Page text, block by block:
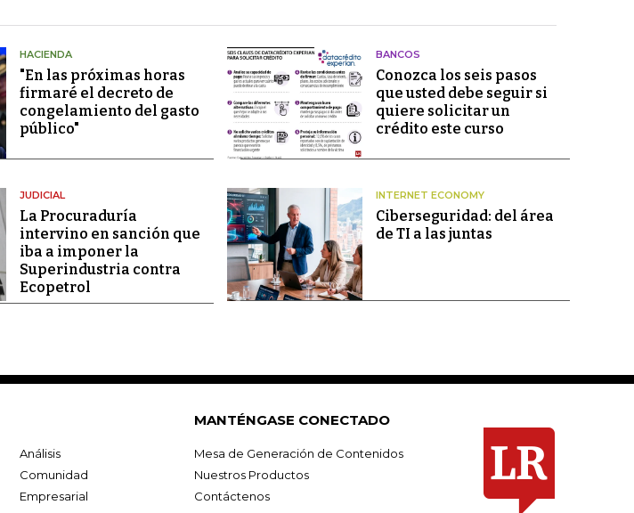
HACIENDA
"En las próximas horas
firmaré el decreto de
congelamiento del gasto
público"
BANCOS
Conozca los seis pasos
que usted debe seguir si
quiere solicitar un
crédito este curso
JUDICIAL
La Procuraduría
intervino en sanción que
iba a imponer la
Superindustria contra
Ecopetrol
INTERNET ECONOMY
Ciberseguridad: del área
de TI a las juntas
Análisis
Comunidad
Empresarial
MANTÉNGASE CONECTADO
Mesa de Generación de Contenidos
Nuestros Productos
Contáctenos